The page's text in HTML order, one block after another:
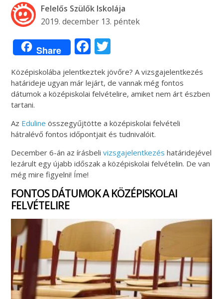
Felelős Szülők Iskolája
2019. december 13. péntek
Share Facebook
Középiskolába jelentkeztek jövőre? A vizsgajelentkezés
határideje ugyan már lejárt, de vannak még fontos
dátumok a középiskolai felvételire, amiket nem árt észben
tartani.
Az Eduline összegyűjtötte a középiskolai felvételi
hátralévő fontos időpontjait és tudnivalóit.
December 6-án az írásbelivizsgajelentkezés határidejével
lezárult egy újabb időszak a középiskolai felvételin. De van
még mire figyelni! Íme!
FONTOS DÁTUMOK A KÖZÉPISKOLAI
FELVÉTELIRE